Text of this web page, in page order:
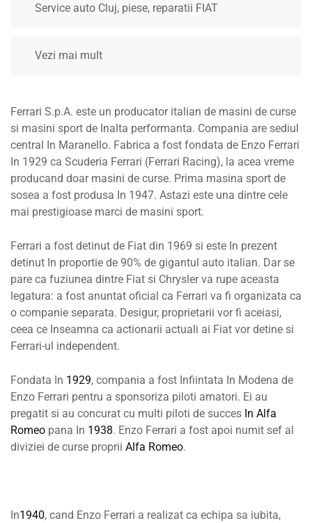
Service auto Cluj, piese, reparatii FIAT
Vezi mai mult
Ferrari S.p.A. este un producator italian de masini de curse
si masini sport de Inalta performanta. Compania are sediul
central In Maranello. Fabrica a fost fondata de Enzo Ferrari
In 1929 ca Scuderia Ferrari (Ferrari Racing), la acea vreme
producand doar masini de curse. Prima masina sport de
sosea a fost produsa In 1947. Astazi este una dintre cele
mai prestigioase marci de masini sport.
Ferrari a fost detinut de Fiat din 1969 si este In prezent
detinut In proportie de 90% de gigantul auto italian. Dar se
pare ca fuziunea dintre Fiat si Chrysler va rupe aceasta
legatura: a fost anuntat oficial ca Ferrari va fi organizata ca
o companie separata. Desigur, proprietarii vor fi aceiasi,
ceea ce Inseamna ca actionarii actuali ai Fiat vor detine si
Ferrari-ul independent.
Fondata In 1929, compania a fost Infiintata In Modena de
Enzo Ferrari pentru a sponsoriza piloti amatori. Ei au
pregatit si au concurat cu multi piloti de succes In Alfa
Romeo pana In 1938. Enzo Ferrari a fost apoi numit sef al
diviziei de curse proprii Alfa Romeo.
In1940, cand Enzo Ferrari a realizat ca echipa sa iubita,